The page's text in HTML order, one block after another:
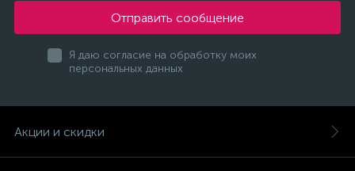
Отправить сообщение
Я даю согласие на обработку моих
персональных данных
Акции и скидки